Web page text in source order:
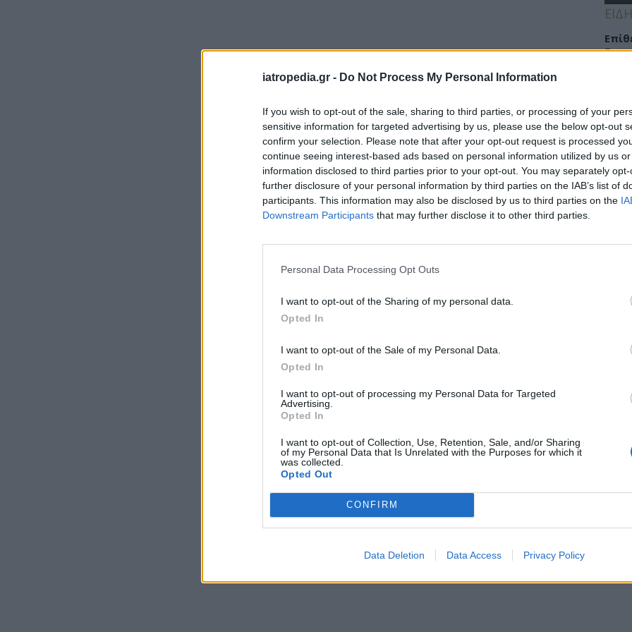
iatropedia.gr - Do Not Process My Personal Information
If you wish to opt-out of the sale, sharing to third parties, or processing of your
sensitive information for targeted advertising by us, please use the below opt-out
confirm your selection. Please note that after your opt-out request is processed
continue seeing interest-based ads based on personal information utilized by us
information disclosed to third parties prior to your opt-out. You may separately
further disclosure of your personal information by third parties on the IAB’s list of
participants. This information may also be disclosed by us to third parties on the
Downstream Participants that may further disclose it to other third parties.
Personal Data Processing Opt Outs
I want to opt-out of the Sharing of my personal data.
Opted In
I want to opt-out of the Sale of my Personal Data.
Opted In
I want to opt-out of processing my Personal Data for Targeted
Advertising.
Opted In
I want to opt-out of Collection, Use, Retention, Sale, and/or Sharing
of my Personal Data that Is Unrelated with the Purposes for which it
was collected.
Opted Out
CONFIRM
Data Deletion Data Access Privacy Policy